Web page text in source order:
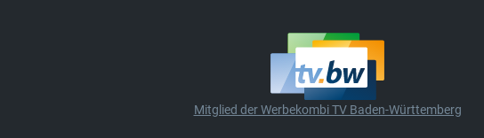
Mitglied der Werbekombi TV Baden-Württemberg